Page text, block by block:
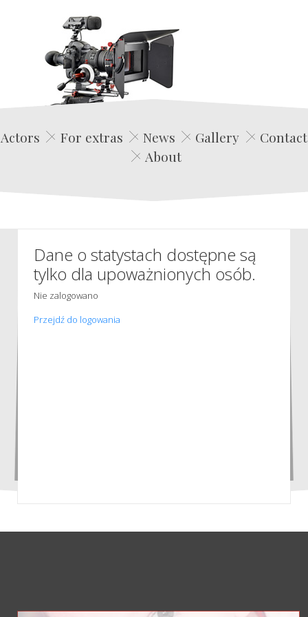
Edwin Film Agencja Aktorska
Actors For extras News Gallery
Contact
About
Dane o statystach dostępne są
tylko dla upoważnionych osób.
Nie zalogowano
Przejdź do logowania